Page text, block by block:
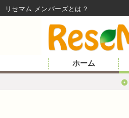
ホーム
リセマム メンバーズ